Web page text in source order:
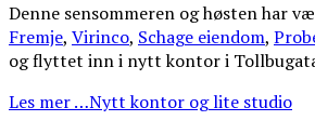
Denne sensommeren og høsten har
Fremje, Virinco, Schage eiendom,
og flyttet inn i nytt kontor i
Les mer …Nytt kontor og lite studio